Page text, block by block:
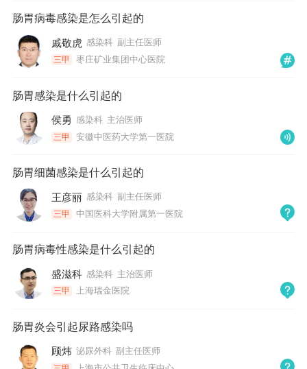
肠胃病毒感染是怎么引起的
戚敬虎 感染科 副主任医师
三甲 枣庄矿业集团中心医院
肠胃感染是什么引起的
侯勇 感染科 主治医师
三甲 安徽中医药大学第一医院
肠胃细菌感染是什么引起的
王彦丽 感染科 副主任医师
三甲 中国医科大学附属第一医院
肠胃病毒性感染是什么引起的
盛滋科 感染科 主治医师
三甲 上海瑞金医院
肠胃炎会引起尿路感染吗
顾炜 泌尿外科 副主任医师